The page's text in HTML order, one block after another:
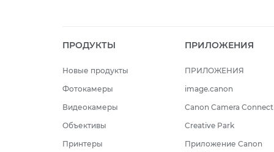
ПРОДУКТЫ
Новые продукты
Фотокамеры
Видеокамеры
Объективы
Принтеры
ПРИЛОЖЕНИЯ
ПРИЛОЖЕНИЯ
image.canon
Canon Camera Connect
Creative Park
Приложение Canon